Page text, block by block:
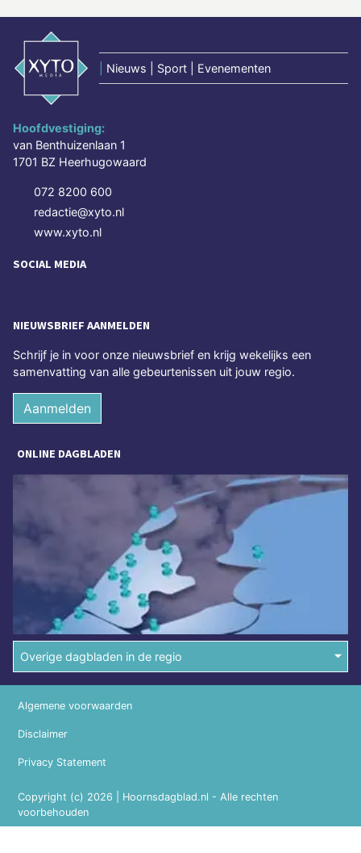
Nieuws | Sport | Evenementen
Hoofdvestiging:
van Benthuizenlaan 1
1701 BZ Heerhugowaard
072 8200 600
redactie@xyto.nl
www.xyto.nl
SOCIAL MEDIA
NIEUWSBRIEF AANMELDEN
Schrijf je in voor onze nieuwsbrief en krijg wekelijks een
samenvatting van alle gebeurtenissen uit jouw regio.
Aanmelden
ONLINE DAGBLADEN
Overige dagbladen in de regio
Copyright (c) 2026 | Hoornsdagblad.nl - Alle rechten
voorbehouden
Algemene voorwaarden
Disclaimer
Privacy Statement